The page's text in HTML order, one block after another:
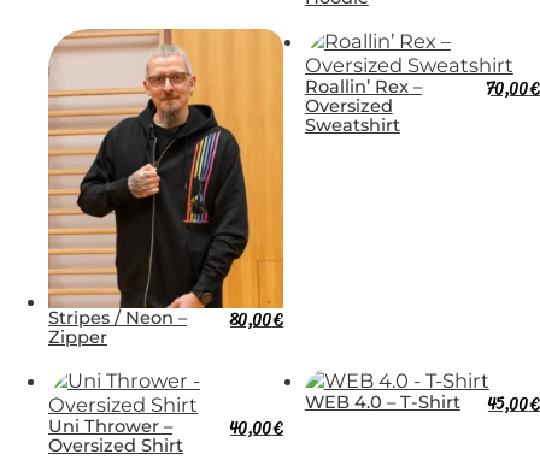
Stripes / Neon –
Zipper
80,00€
Roallin’ Rex –
Oversized
Sweatshirt
70,00€
Uni Thrower –
Oversized Shirt
40,00€
WEB 4.0 – T-Shirt 45,00€